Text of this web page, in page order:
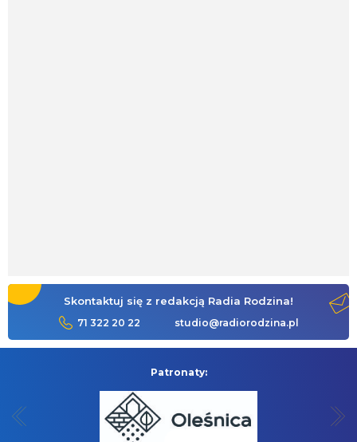
Skontaktuj się z redakcją Radia Rodzina!
71 322 20 22 studio@radiorodzina.pl
Patronaty: